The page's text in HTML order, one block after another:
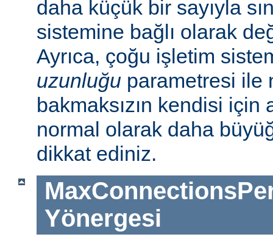
daha küçük bir sayıyla
sistemine bağlı olarak
Ayrıca, çoğu işletim
uzunluğu parametresi ile
bakmaksızın kendisi için
normal olarak daha
dikkat ediniz.
Yönergesi